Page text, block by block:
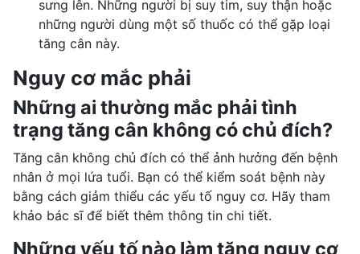
sưng lên. Những người bị suy tim, suy thận hoặc
những người dùng một số thuốc có thể gặp loại
tăng cân này.
Nguy cơ mắc phải
Những ai thường mắc phải tình
trạng tăng cân không có chủ đích?
Tăng cân không chủ đích có thể ảnh hưởng đến bệnh
nhân ở mọi lứa tuổi. Bạn có thể kiểm soát bệnh này
bằng cách giảm thiểu các yếu tố nguy cơ. Hãy tham
khảo bác sĩ để biết thêm thông tin chi tiết.
Những yếu tố nào làm tăng nguy cơ